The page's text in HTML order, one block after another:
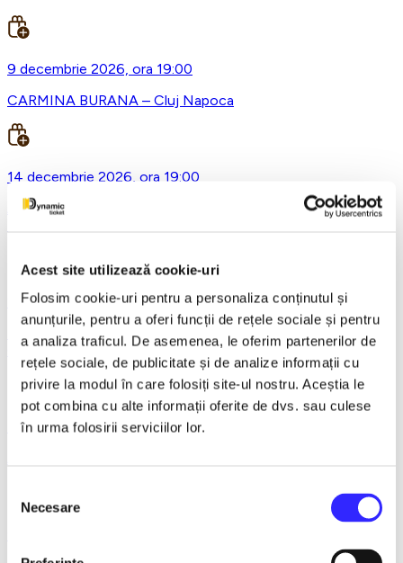
Acest site utilizează cookie-uri
Folosim cookie-uri pentru a personaliza conținutul și
anunțurile, pentru a oferi funcții de rețele sociale și pentru
a analiza traficul. De asemenea, le oferim partenerilor de
rețele sociale, de publicitate și de analize informații cu
privire la modul în care folosiți site-ul nostru. Aceștia le
pot combina cu alte informații oferite de dvs. sau culese
în urma folosirii serviciilor lor.
consimțământului
Necesare
9 decembrie 2026, ora 19:00
CARMINA BURANA – Cluj Napoca
14 decembrie 2026, ora 19:00
Asta-i ce-am avut de zis..- Horațiu Malaele & Nicu Alifantis -
21 decembrie 2026, ora 20:00
REGAL VIENEZ – CONCERT EXTRAORDINAR DE
CRACIUN - Bacau
18 ianuarie 2027, ora 19:00